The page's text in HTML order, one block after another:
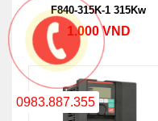
F840-315K-1 315Kw
1.000 VND
0983.887.355